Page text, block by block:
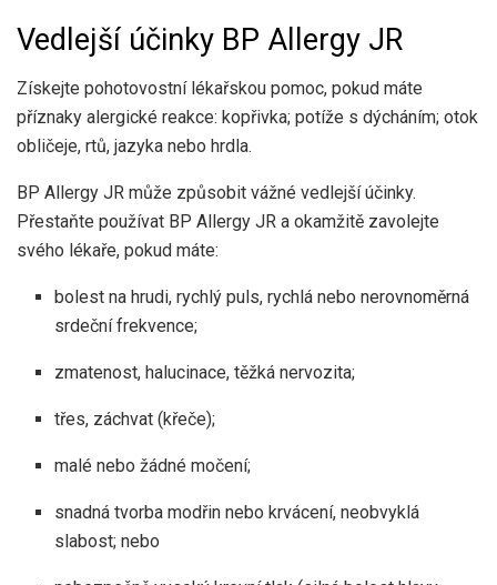
Vedlejší účinky BP Allergy JR
Získejte pohotovostní lékařskou pomoc, pokud máte
příznaky alergické reakce: kopřivka; potíže s dýcháním; otok
obličeje, rtů, jazyka nebo hrdla.
BP Allergy JR může způsobit vážné vedlejší účinky.
Přestaňte používat BP Allergy JR a okamžitě zavolejte
svého lékaře, pokud máte:
bolest na hrudi, rychlý puls, rychlá nebo nerovnoměrná
srdeční frekvence;
zmatenost, halucinace, těžká nervozita;
třes, záchvat (křeče);
malé nebo žádné močení;
snadná tvorba modřin nebo krvácení, neobvyklá
slabost; nebo